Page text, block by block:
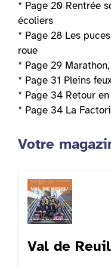
* Page 20 Rentrée
écoliers
* Page 28 Les
roue
* Page 29
* Page 31 Pleins
* Page 34 Retour
* Page 34 La
Votre
Val de